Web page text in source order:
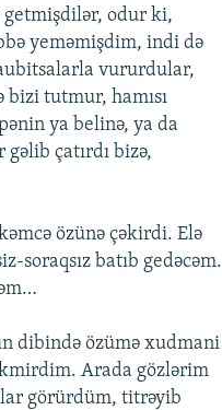
getmişdilər, odur ki,
yeməmişdim, indi də
vururdular,
bizi tutmur, hamısı
ya belinə, ya da
gəlib çatırdı bizə,
özünə çəkirdi. Elə
soraqsız batıb gedəcəm.
dibində özümə xudmani
Arada gözlərim
görürdüm, titrəyib